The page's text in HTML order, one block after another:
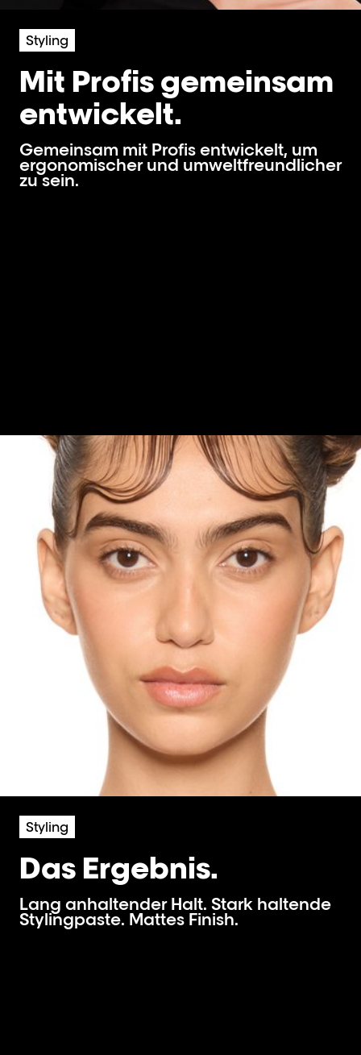
Styling
Mit Profis gemeinsam
entwickelt.
Gemeinsam mit Profis entwickelt, um
ergonomischer und umweltfreundlicher
zu sein.
Styling
Das Ergebnis.
Lang anhaltender Halt. Stark haltende
Stylingpaste. Mattes Finish.